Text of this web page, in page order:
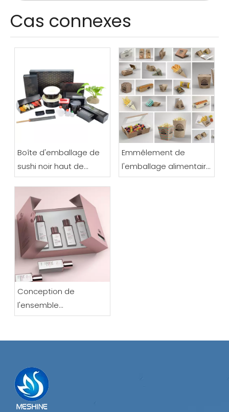
Cas connexes
Boîte d'emballage de
sushi noir haut de
gamme
Emmêlement de
l'emballage alimentaire
en papier
Conception de
l'ensemble
d'emballages